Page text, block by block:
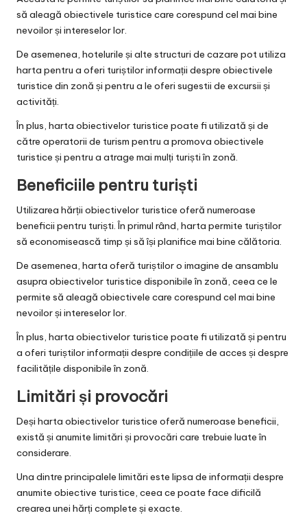
să aleagă obiectivele turistice care corespund cel mai bine
nevoilor și intereselor lor.
De asemenea, hotelurile și alte structuri de cazare pot utiliza
harta pentru a oferi turiștilor informații despre obiectivele
turistice din zonă și pentru a le oferi sugestii de excursii și
activități.
În plus, harta obiectivelor turistice poate fi utilizată și de
către operatorii de turism pentru a promova obiectivele
turistice și pentru a atrage mai mulți turiști în zonă.
Beneficiile pentru turiști
Utilizarea hărții obiectivelor turistice oferă numeroase
beneficii pentru turiști. În primul rând, harta permite turiștilor
să economisească timp și să își planifice mai bine călătoria.
De asemenea, harta oferă turiștilor o imagine de ansamblu
asupra obiectivelor turistice disponibile în zonă, ceea ce le
permite să aleagă obiectivele care corespund cel mai bine
nevoilor și intereselor lor.
În plus, harta obiectivelor turistice poate fi utilizată și pentru
a oferi turiștilor informații despre condițiile de acces și despre
facilitățile disponibile în zonă.
Limitări și provocări
Deși harta obiectivelor turistice oferă numeroase beneficii,
există și anumite limitări și provocări care trebuie luate în
considerare.
Una dintre principalele limitări este lipsa de informații despre
anumite obiective turistice, ceea ce poate face dificilă
crearea unei hărți complete și exacte.